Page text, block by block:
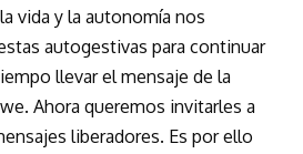
vida y la autonomía nos
autogestivas para continuar
llevar el mensaje de la
Ahora queremos invitarles a
liberadores. Es por ello